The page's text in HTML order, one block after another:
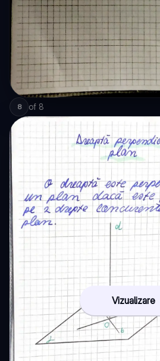
8 of 8
Vizualizare